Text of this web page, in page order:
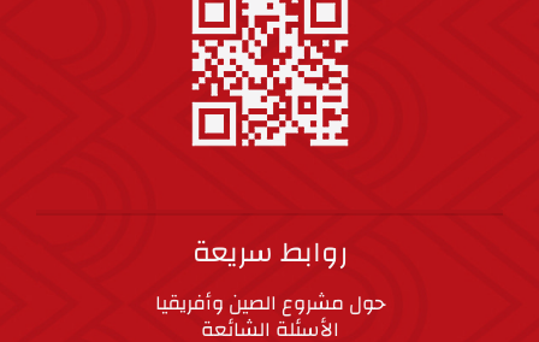
روابط سريعة
حول مشروع الصين وأفريقيا
الأسئلة الشائعة